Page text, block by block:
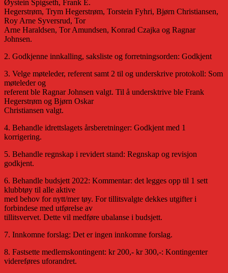
Øystein Spigseth, Frank E.
Hegerstrøm, Trym Hegerstrøm, Torstein Fyhri, Bjørn Christiansen,
Roy Arne Syversrud, Tor
Arne Haraldsen, Tor Amundsen, Konrad Czajka og Ragnar
Johnsen.
2. Godkjenne innkalling, saksliste og forretningsorden: Godkjent
3. Velge møteleder, referent samt 2 til og underskrive protokoll: Som
møteleder og
referent ble Ragnar Johnsen valgt. Til å undersktrive ble Frank
Hegerstrøm og Bjørn Oskar
Christiansen valgt.
4. Behandle idrettslagets årsberetninger: Godkjent med 1
korrigering.
5. Behandle regnskap i revidert stand: Regnskap og revisjon
godkjent.
6. Behandle budsjett 2022: Kommentar: det legges opp til 1 sett
klubbtøy til alle aktive
med behov for nytt/mer tøy. For tillitsvalgte dekkes utgifter i
forbindese med utførelse av
tillitsvervet. Dette vil medføre ubalanse i budsjett.
7. Innkomne forslag: Det er ingen innkomne forslag.
8. Fastsette medlemskontingent: kr 200,- kr 300,-: Kontingenter
videreføres uforandret.